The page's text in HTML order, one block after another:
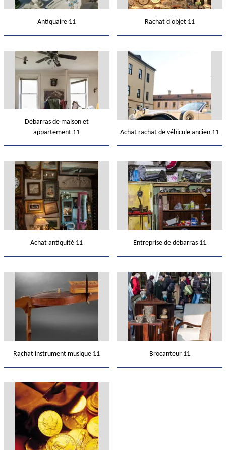
Antiquaire 11 Rachat d'objet 11
Débarras de maison et
appartement 11
Achat rachat de véhicule ancien 11
Achat antiquité 11 Entreprise de débarras 11
Rachat instrument musique 11 Brocanteur 11